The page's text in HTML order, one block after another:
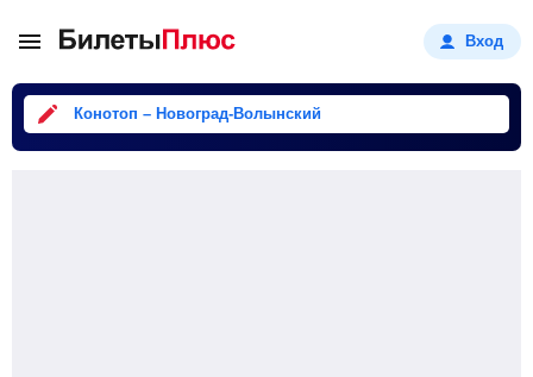
Вход
Конотоп – Новоград-Волынский